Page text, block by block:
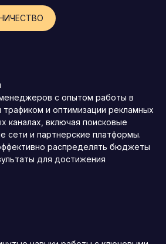
(HR-директор)
развитию
(CFO)
(CTO)
с опытом работы в
трафиком и оптимизации рекламных
каналах, включая поисковые
сети и партнерские платформы.
распределять бюджеты
для достижения